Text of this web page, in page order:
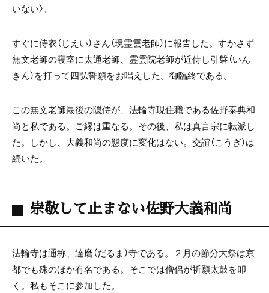
いない〉。
すぐに侍衣（じえい）さん（現霊雲老師）に報告した。すかさず
無文老師の寝室に太通老師、霊雲院老師が近侍し引磐（いん
きん）を打って四弘誓願をお唱えした。御臨終である。
この無文老師最後の隠侍が、法輪寺現住職である佐野泰典和
尚と私である。ご縁は重なる。その後、私は真言宗に転派し
た。しかし、大義和尚の態度に変化はない。交誼（こうぎ）は
続いた。
崇敬して止まない佐野大義和尚
法輪寺は通称、達磨（だるま）寺である。２月の節分大祭は京
都でも殊のほか有名である。そこでは僧侶が祈願太鼓を叩
く。私もそこに参加した。